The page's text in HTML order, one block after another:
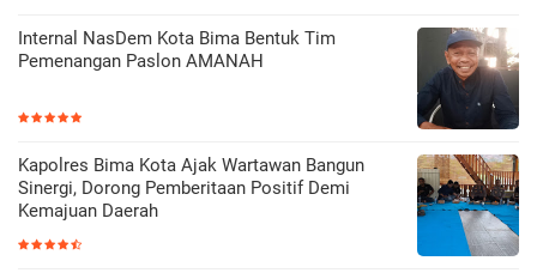
Internal NasDem Kota Bima Bentuk Tim
Pemenangan Paslon AMANAH
Kapolres Bima Kota Ajak Wartawan Bangun
Sinergi, Dorong Pemberitaan Positif Demi
Kemajuan Daerah